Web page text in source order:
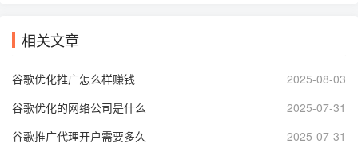
相关文章
谷歌优化推广怎么样赚钱
2025-08-03
谷歌优化的网络公司是什么
2025-07-31
谷歌推广代理开户需要多久
2025-07-31